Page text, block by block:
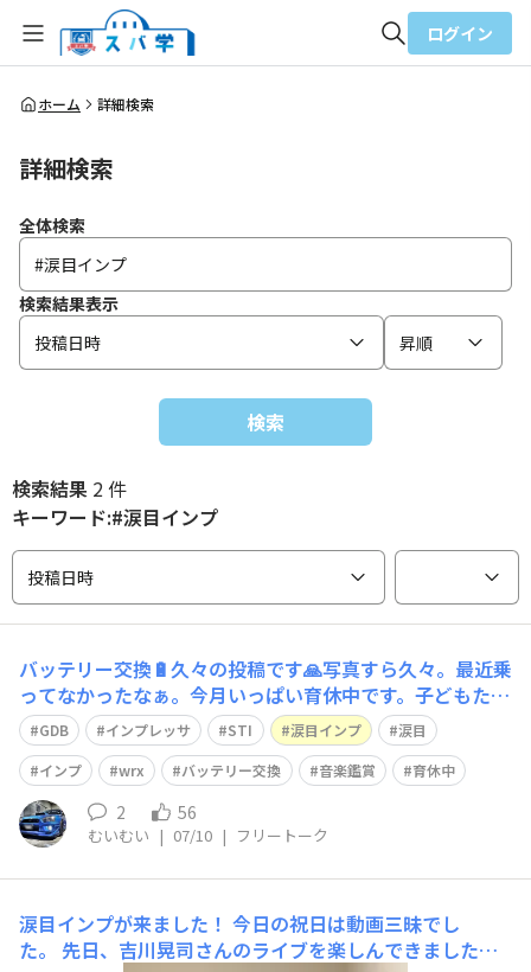
全体検索
ログイン
ホーム 詳細検索
詳細検索
全体検索
検索結果表示
投稿日時
昇順
検索
検索結果 2 件
キーワード:#涙目インプ
投稿日時
バッテリー交換🔋久々の投稿です🙏写真すら久々。最近乗
ってなかったなぁ。今月いっぱい育休中です。子どもたち
の保育園送迎、ついでの買い物、その他所用…家族を乗せ
ての移動が増え、インプちゃんはガレージでお休み。オデ
ッセイで出かけることが増えました🙄そんな中、インプち
ゃんのエンジンをかけたときに、｢あ、これ
GDB インプレッサ STI 涙目インプ
涙目
インプ
wrx バッテリー交換 音楽鑑賞 育休中
2 56
むいむい | 07/10 | フリートーク
涙目インプが来ました！ 今日の祝日は動画三昧でし
た。 先日、吉川晃司さんのライブを楽しんできました😊